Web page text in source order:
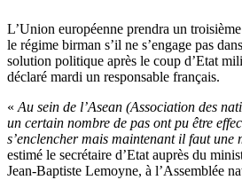
L’Union européenne prendra un
le régime birman s’il ne s’engage pas
solution politique après le coup d’Etat
déclaré mardi un responsable français.
« Au sein de l’Asean (Association des
un certain nombre de pas ont pu être
s’enclencher mais maintenant il faut une
estimé le secrétaire d’Etat auprès du
Jean-Baptiste Lemoyne, à l’Assemblée